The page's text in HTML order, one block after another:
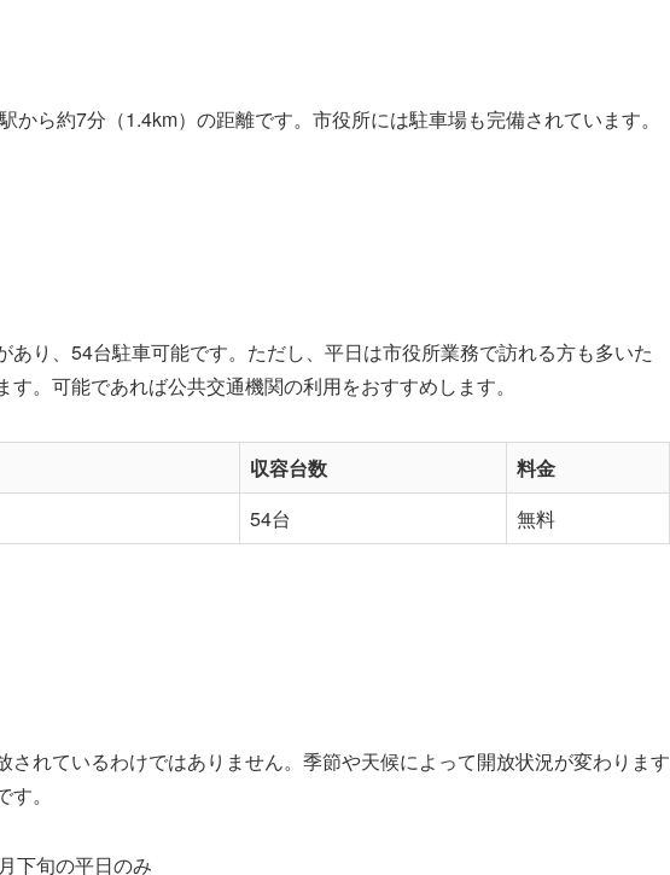
から約7分（1.4km）の距離です。市役所には駐車場も完備されています。
あり、54台駐車可能です。ただし、平日は市役所業務で訪れる方も多いた
。可能であれば公共交通機関の利用をおすすめします。
収容台数
料金
54台 無料
されているわけではありません。季節や天候によって開放状況が変わります
。
下旬の平日のみ